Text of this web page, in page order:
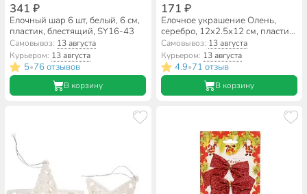
341 ₽
Елочный шар 6 шт, белый, 6 см,
пластик, блестящий, SY16-43
Самовывоз: 13 августа
Курьером: 13 августа
5•76 отзывов
В корзину
171 ₽
Елочное украшение Олень,
серебро, 12х2.5х12 см, пластик,
SYYKLA-1919110
Самовывоз: 13 августа
Курьером: 13 августа
4.9•71 отзыв
В корзину